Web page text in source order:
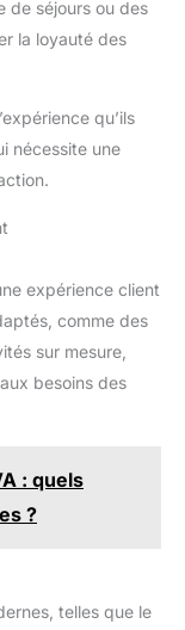
de séjours ou des
la loyauté des
qu’ils
nécessite une
expérience client
comme des
sur mesure,
besoins des
: quels
?
telles que le